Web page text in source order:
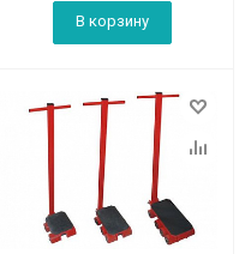
В корзину